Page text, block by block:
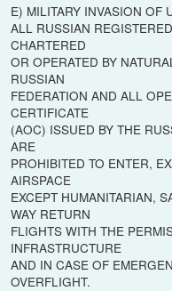
E) MILITARY INVASION OF
ALL RUSSIAN
CHARTERED
OR OPERATED BY
RUSSIAN
FEDERATION AND ALL
CERTIFICATE
(AOC) ISSUED BY THE
ARE
PROHIBITED TO ENTER,
AIRSPACE
EXCEPT HUMANITARIAN,
WAY RETURN
FLIGHTS WITH THE
INFRASTRUCTURE
AND IN CASE OF
OVERFLIGHT.